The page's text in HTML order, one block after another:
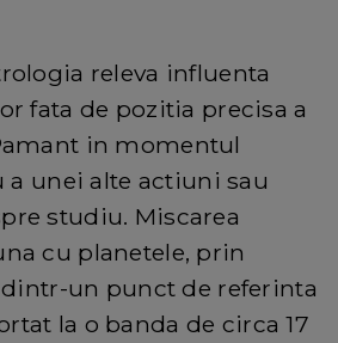
releva influenta
fata de pozitia precisa a
in momentul
a unei alte actiuni sau
studiu. Miscarea
cu planetele, prin
dintr-un punct de referinta
la o banda de circa 17